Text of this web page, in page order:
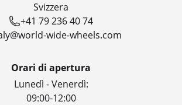
Svizzera
+41 79 236 40 74
wide-wheels.com
Orari di apertura
Lunedì - Venerdì:
09:00-12:00